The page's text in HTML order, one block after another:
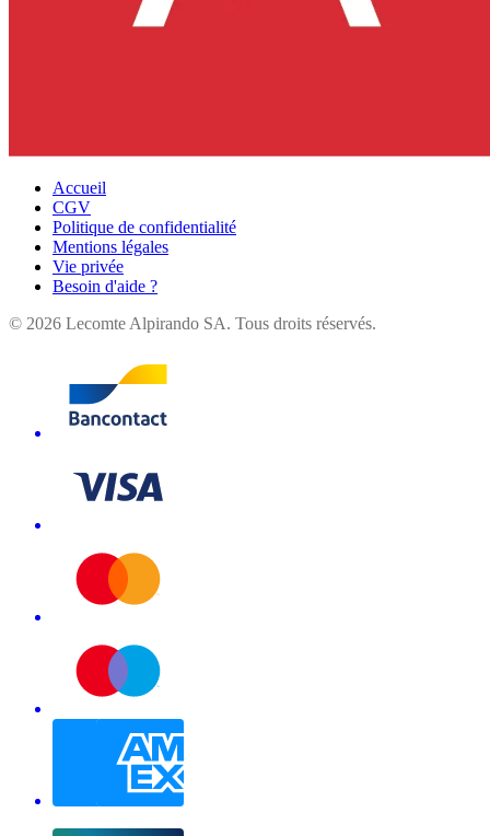
Accueil
CGV
Politique de confidentialité
Mentions légales
Vie privée
Besoin d'aide ?
© 2026 Lecomte Alpirando SA. Tous droits réservés.